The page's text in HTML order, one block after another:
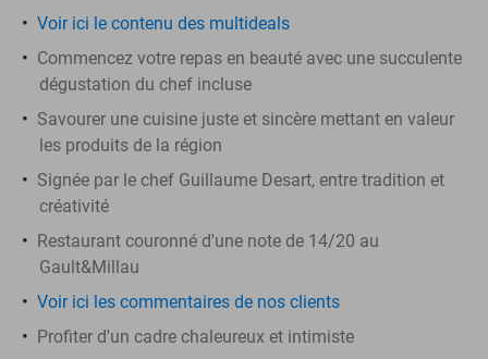
Voir ici le contenu des multideals
Commencez votre repas en beauté avec une succulente
dégustation du chef incluse
Savourer une cuisine juste et sincère mettant en valeur
les produits de la région
Signée par le chef Guillaume Desart, entre tradition et
créativité
Restaurant couronné d'une note de 14/20 au
Gault&Millau
Voir ici les commentaires de nos clients
Profiter d'un cadre chaleureux et intimiste